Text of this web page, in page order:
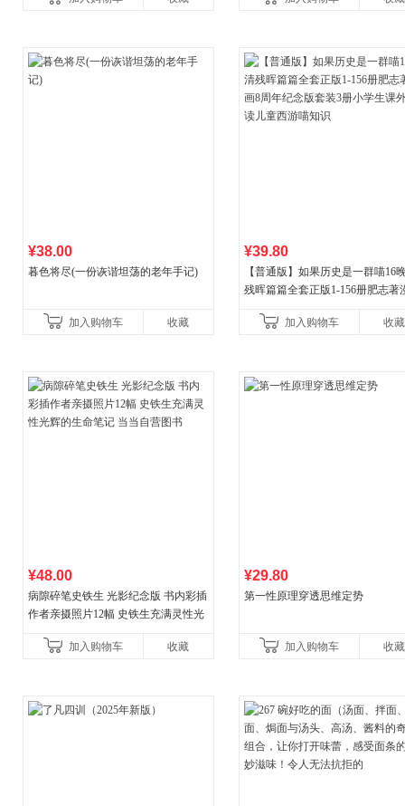
¥38.00
暮色将尽(一份诙谐坦荡的老年手记)
加入购物车 收藏
¥39.80
【普通版】如果历史是一群喵16
残晖篇篇全套正版1-156册肥志著
儿童西游喵知识
加入购物车 收藏
¥48.00
病隙碎笔史铁生 光影纪念版 书内彩插
作者亲摄照片12幅 史铁生充满灵性光
加入购物车
收藏
¥29.80
第一性原理穿透思维定势
加入购物车 收藏